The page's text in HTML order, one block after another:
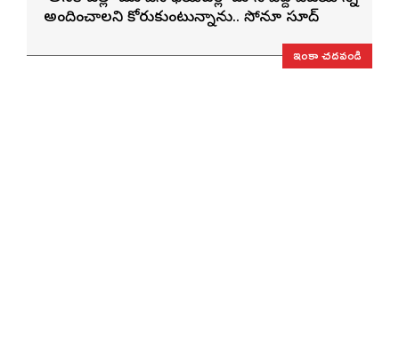
అందించాలని కోరుకుంటున్నాను.. సోనూ సూద్
ఇంకా చదవండి